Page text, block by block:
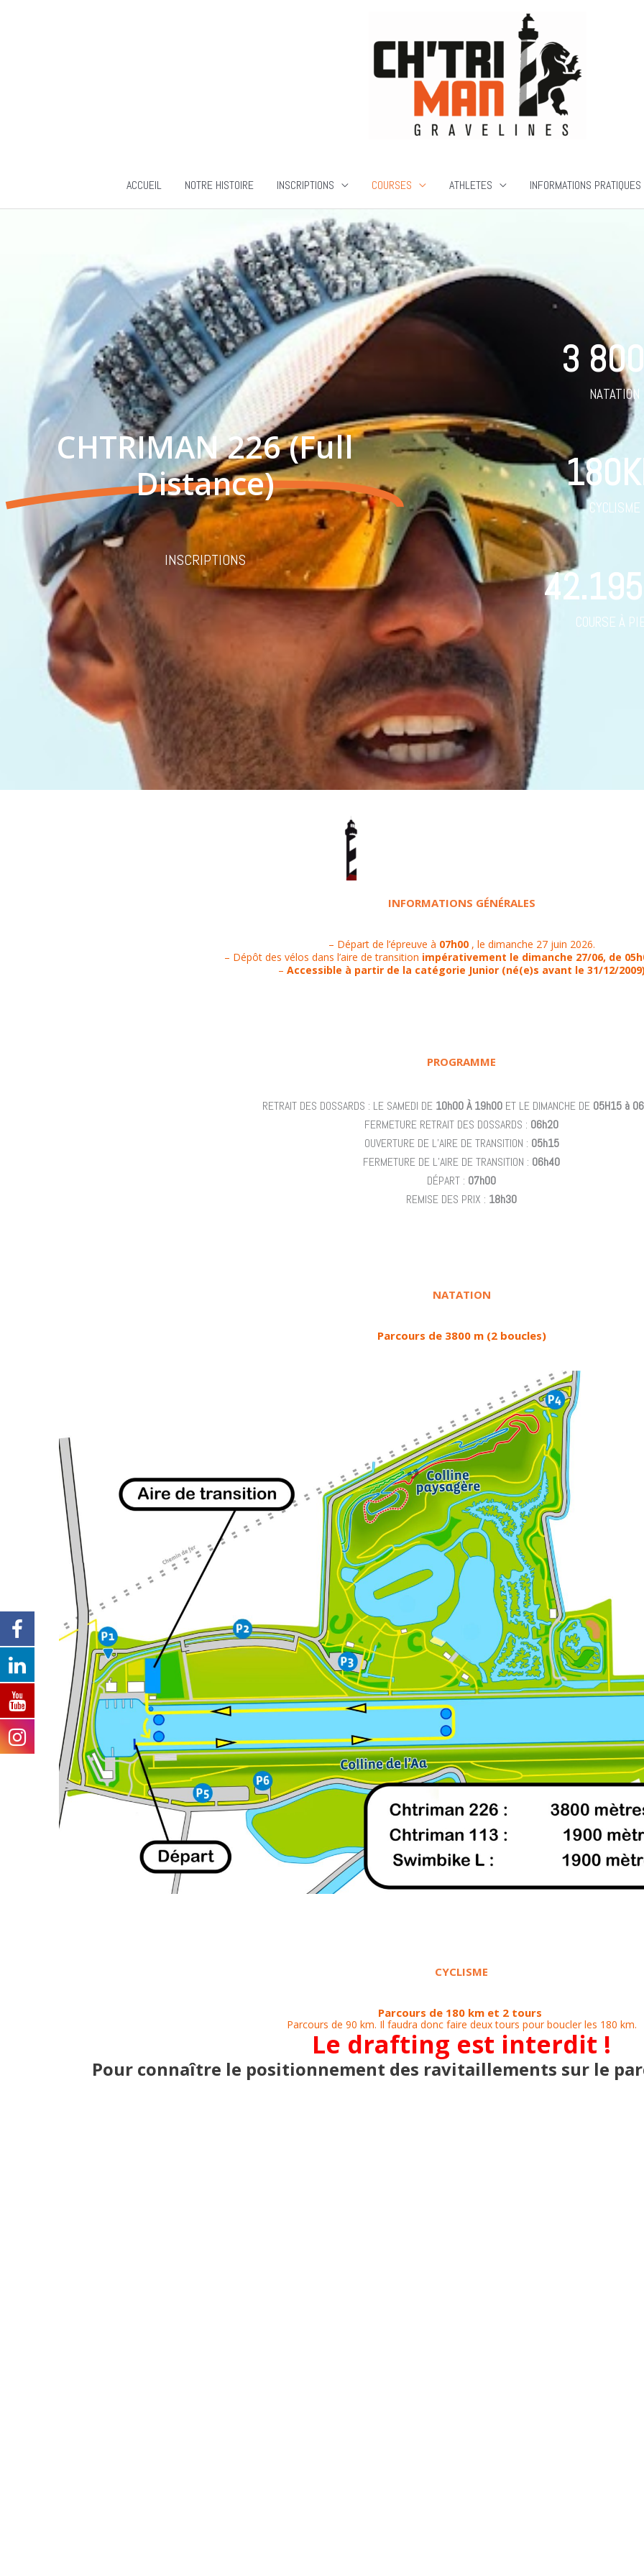
ACCUEIL NOTRE HISTOIRE INSCRIPTIONS COURSES ATHLETES INFORMATIONS PRATIQUES
CHTRIMAN 226 (Full
Distance)
INSCRIPTIONS
NATATION
3 800
CYCLISME
180
COURSE À
42.195
INFORMATIONS GÉNÉRALES
– Départ de l’épreuve à 07h00, le dimanche 27 juin 2026.
– Dépôt des vélos dans l’aire de transition impérativement le dimanche 27/06, de
– Accessible à partir de la catégorie Junior (né(e)s avant le 31/12/2009)
PROGRAMME
RETRAIT DES DOSSARDS : LE SAMEDI DE 10h00 À 19h00 ET LE DIMANCHE DE 05H15 à
FERMETURE RETRAIT DES DOSSARDS : 06h20
OUVERTURE DE L’AIRE DE TRANSITION : 05h15
FERMETURE DE L’AIRE DE TRANSITION : 06h40
DÉPART : 07h00
REMISE DES PRIX : 18h30
NATATION
Parcours de 3800 m (2 boucles)
CYCLISME
Parcours de 180 km et 2 tours
Parcours de 90 km. Il faudra donc faire deux tours pour boucler les 180 km.
Le drafting est interdit !
Pour connaître le positionnement des ravitaillements sur le